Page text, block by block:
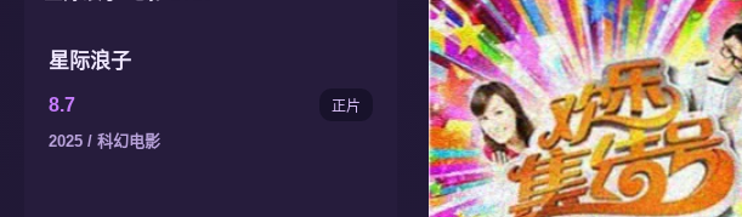
星际浪子
8.7 正片
2025 / 科幻电影